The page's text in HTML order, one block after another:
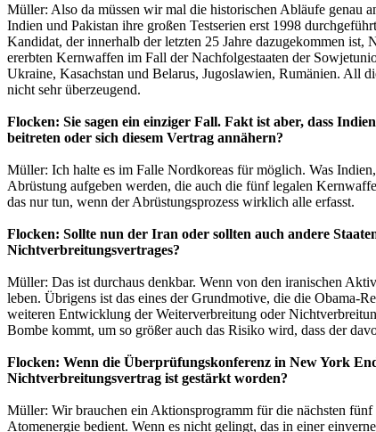
Müller: Also da müssen wir mal die historischen Abläufe genau
Indien und Pakistan ihre großen Testserien erst 1998
Kandidat, der innerhalb der letzten 25 Jahre dazugekommen
ererbten Kernwaffen im Fall der Nachfolgestaaten der
Ukraine, Kasachstan und Belarus, Jugoslawien, Rumänien. All
nicht sehr überzeugend.
Flocken: Sie sagen ein einziger Fall. Fakt ist aber, dass
beitreten oder sich diesem Vertrag annähern?
Müller: Ich halte es im Falle Nordkoreas für möglich. Was
Abrüstung aufgeben werden, die auch die fünf legalen
das nur tun, wenn der Abrüstungsprozess wirklich alle erfasst.
Flocken: Sollte nun der Iran oder sollten auch andere
Nichtverbreitungsvertrages?
Müller: Das ist durchaus denkbar. Wenn von den iranischen
leben. Übrigens ist das eines der Grundmotive, die die Obama-
weiteren Entwicklung der Weiterverbreitung oder
Bombe kommt, um so größer auch das Risiko wird, dass der
Flocken: Wenn die Überprüfungskonferenz in New York
Nichtverbreitungsvertrag ist gestärkt worden?
Müller: Wir brauchen ein Aktionsprogramm für die nächsten
Atomenergie bedient. Wenn es nicht gelingt, das in einer